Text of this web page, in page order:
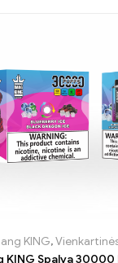
cigaretės
,
KING,Vienkartinės elektroninės
KING Spalva 30000